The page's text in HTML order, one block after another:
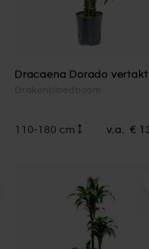
Dracaena Dorado vertakt
Drakenbloedboom
110-180 cm v.a. €